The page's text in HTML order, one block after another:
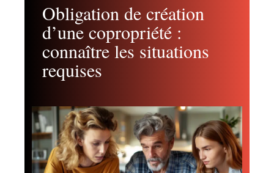
Obligation de création
d’une copropriété :
connaître les situations
requises